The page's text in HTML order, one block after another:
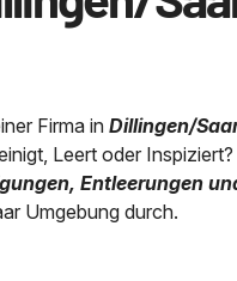
Firma inDillingen/
Leert oder
Entleerungen
Umgebung durch.